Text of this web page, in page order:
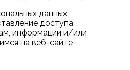
данных
доступа
информации и/или
на веб-сайте